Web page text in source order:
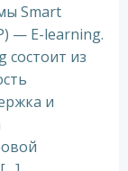
Smart
— E-learning.
состоит из
и